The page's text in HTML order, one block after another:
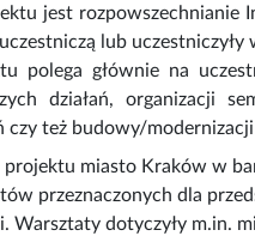
jest
lub
polega głównie na
działań, organizacji
czy też budowy/
miasto Kraków w
przeznaczonych dla
Warsztaty dotyczyły